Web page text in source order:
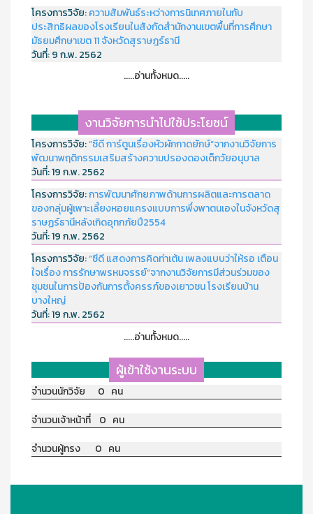
โครงการวิจัย:ความสัมพันธ์ระหว่างการนิเทศภายในกับ
ประสิทธิผลของโรงเรียนในสังกัดสำนักงานเขตพื้นที่การศึกษา
มัธยมศึกษาเขต 11 จังหวัดสุราษฎร์ธานี
วันที่:9 ก.พ. 2562
.....อ่านทั้งหมด.....
งานวิจัยการนำไปใช้ประโยชน์
โครงการวิจัย:“ซีดี การ์ตูนเรื่องหัวผักกาดยักษ์”จากงานวิจัยการ
พัฒนาพฤติกรรมเสริมสร้างความปรองดองเด็กวัยอนุบาล
วันที่:19 ก.พ. 2562
โครงการวิจัย:การพัฒนาศักยภาพด้านการผลิตและการตลาด
ของกลุ่มผู้เพาะเลี้ยงหอยแครงแบบการพึ่งพาตนเองในจังหวัดสุ
ราษฏร์ธานีหลังเกิดอุทกภัยปี2554
วันที่:19 ก.พ. 2562
โครงการวิจัย:“ซีดี แสดงการคิดท่าเต้น เพลงแบบว่าให้รอ เตือน
ใจเรื่อง การรักษาพรหมจรรย์”จากงานวิจัยการมีส่วนร่วมของ
ชุมชนในการป้องกันการตั้งครรภ์ของเยาวชน โรงเรียนบ้าน
บางใหญ่
วันที่:19 ก.พ. 2562
.....อ่านทั้งหมด.....
ผู้เข้าใช้งานระบบ
จำนวนนักวิจัย 0 คน
จำนวนเจ้าหน้าที่ 0 คน
จำนวนผู้ทรง 0 คน